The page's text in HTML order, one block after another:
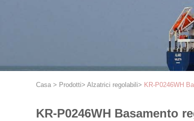
Casa > Prodotti> Alzatrici regolabili> KR-P0246WH
KR-P0246WH Basamento